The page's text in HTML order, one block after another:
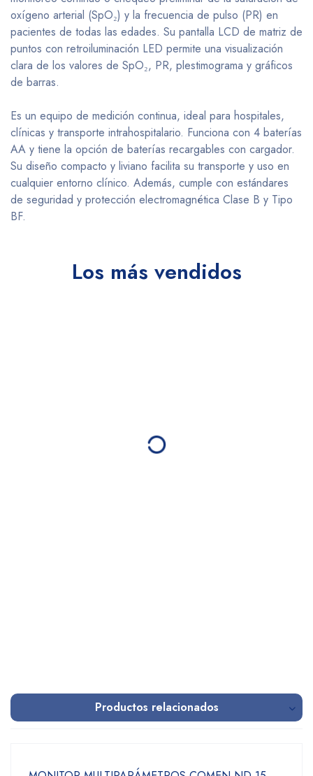
oxígeno arterial (SpO₂) y la frecuencia de pulso (PR) en
pacientes de todas las edades. Su pantalla LCD de matriz de
puntos con retroiluminación LED permite una visualización
clara de los valores de SpO₂, PR, plestimograma y gráficos
de barras.
Es un equipo de medición continua, ideal para hospitales,
clínicas y transporte intrahospitalario. Funciona con 4 baterías
AA y tiene la opción de baterías recargables con cargador.
Su diseño compacto y liviano facilita su transporte y uso en
cualquier entorno clínico. Además, cumple con estándares
de seguridad y protección electromagnética Clase B y Tipo
BF.
Los más vendidos
Productos relacionados